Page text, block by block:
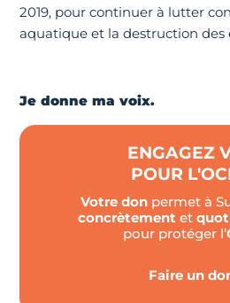
2019, pour continuer à lutter
aquatique et la destruction des
Je donne ma voix.
ENGAGEZ
POUR
Votre donpermet à
concrètement et
pour protéger l’
Faire un